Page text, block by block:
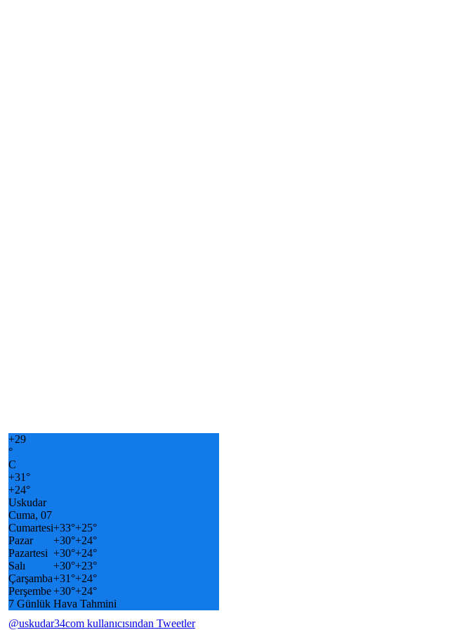
+29
°
C
+31°
+24°
Uskudar
Cuma, 07
Cumartesi+33°+25°
Pazar
+30°+24°
Pazartesi +30°+24°
Salı
+30°+23°
Çarşamba+31°+24°
Perşembe+30°+24°
7 Günlük Hava Tahmini
@uskudar34com kullanıcısından Tweetler